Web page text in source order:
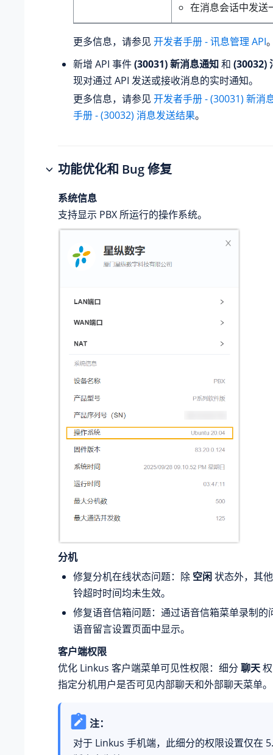
在消息会话中发送
更多信息，请参见 开发者手册 - 讯息管理 API
新增 API 事件(30031) 新消息通知和 (30032)
现对通过 API 发送或接收消息的实时通知。
更多信息，请参见 开发者手册 - (30031) 新消
手册 - (30032) 消息发送结果。
功能优化和 Bug 修复
系统信息
支持显示 PBX 所运行的操作系统。
分机
修复分机在线状态问题：除 空闲状态外，其
铃超时时间均未生效。
修复语音信箱问题：通过语音信箱菜单录制的
语音留言设置页面中显示。
客户端权限
优化 Linkus 客户端菜单可见性权限：细分 聊天
指定分机用户是否可见内部聊天和外部聊天菜单。
注：
对于 Linkus 手机端，此细分的权限设置仅在